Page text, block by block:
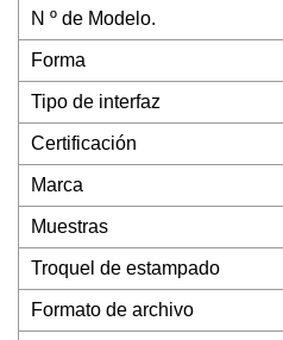
N º de Modelo.
Forma
Tipo de interfaz
Certificación
Marca
Muestras
Troquel de estampado
Formato de archivo